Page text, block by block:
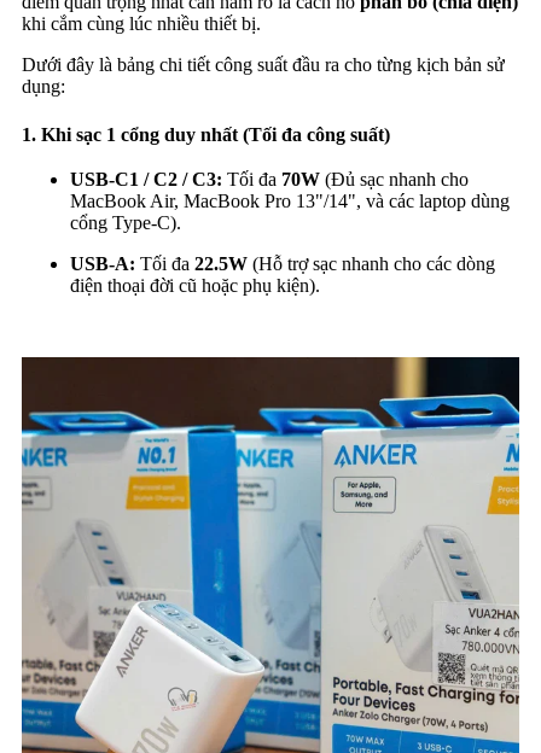
khi cắm cùng lúc nhiều thiết bị.
Dưới đây là bảng chi tiết công suất đầu ra cho từng kịch bản sử
dụng:
1. Khi sạc 1 cổng duy nhất (Tối đa công suất)
USB-C1 / C2 / C3: Tối đa 70W (Đủ sạc nhanh cho
MacBook Air, MacBook Pro 13"/14", và các laptop dùng
cổng Type-C).
USB-A: Tối đa 22.5W (Hỗ trợ sạc nhanh cho các dòng
điện thoại đời cũ hoặc phụ kiện).